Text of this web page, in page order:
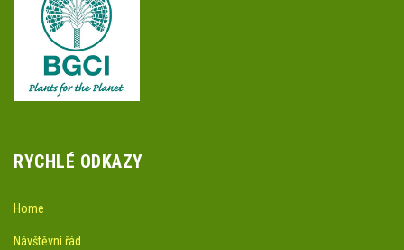
RYCHLÉ ODKAZY
Home
Návštěvní řád